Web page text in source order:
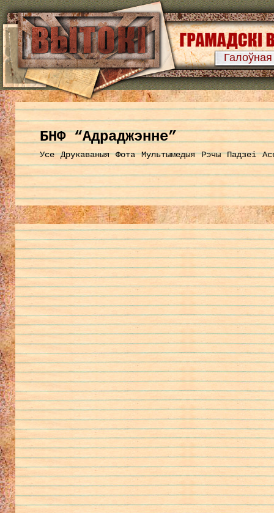
Галоўная
БНФ “Адраджэнне”
Усе Друкаваныя Фота Мультымедыя Рэчы Падзеі